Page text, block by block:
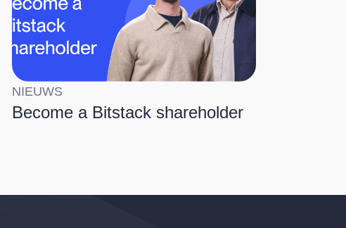
NIEUWS
Become a Bitstack shareholder